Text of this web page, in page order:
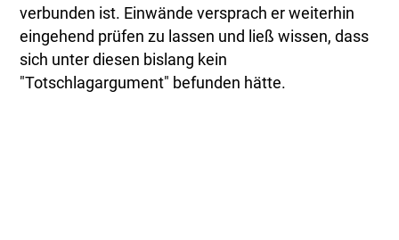
verbunden ist. Einwände versprach er weiterhin
eingehend prüfen zu lassen und ließ wissen, dass
sich unter diesen bislang kein
"Totschlagargument" befunden hätte.